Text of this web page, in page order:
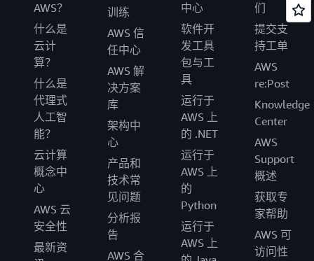
AWS？
什么是
云计
算？
什么是
代理式
人工智
能？
云计算
概念中
心
AWS 云
安全性
最新资
训练
AWS 信
任中心
AWS 解
决方案
库
架构中
心
产品和
技术常
见问题
分析报
告
AWS 合
中心
软件开
发工具
包与工
具
运行于
AWS 上
的 .NET
运行于
AWS 上
的
Python
运行于
AWS 上
们
提交支
持工单
AWS
re:Post
Knowledge
Center
AWS
Support
概述
获取专
家帮助
AWS 可
访问性